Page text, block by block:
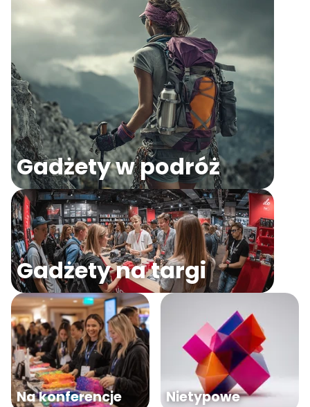
Gadżety w podróż
Gadżety na targi
Na konferencje Nietypowe